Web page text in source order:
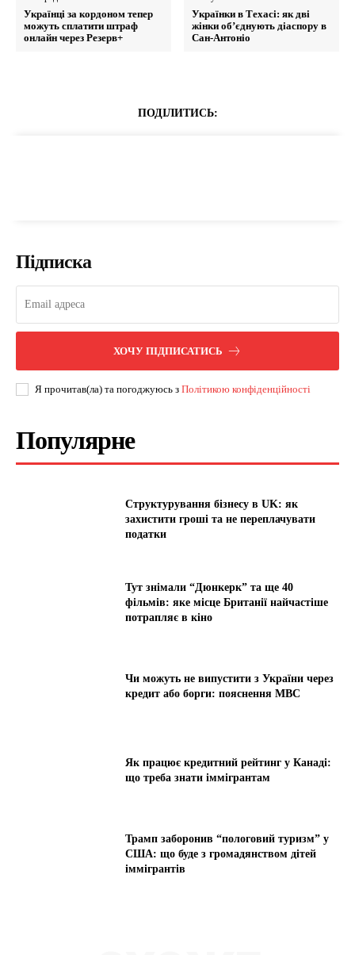
Українці за кордоном тепер
можуть сплатити штраф
онлайн через Резерв+
Українки в Техасі: як дві
жінки об’єднують діаспору в
Сан-Антоніо
ПОДІЛИТИСЬ:
Підписка
ХОЧУ ПІДПИСАТИСЬ
Я прочитав(ла) та погоджуюсь з Політикою конфіденційності
Популярне
Структурування бізнесу в UK: як
захистити гроші та не переплачувати
податки
Тут знімали “Дюнкерк” та ще 40
фільмів: яке місце Британії найчастіше
потрапляє в кіно
Чи можуть не випустити з України через
кредит або борги: пояснення МВС
Як працює кредитний рейтинг у Канаді:
що треба знати іммігрантам
Трамп заборонив “пологовий туризм” у
США: що буде з громадянством дітей
іммігрантів